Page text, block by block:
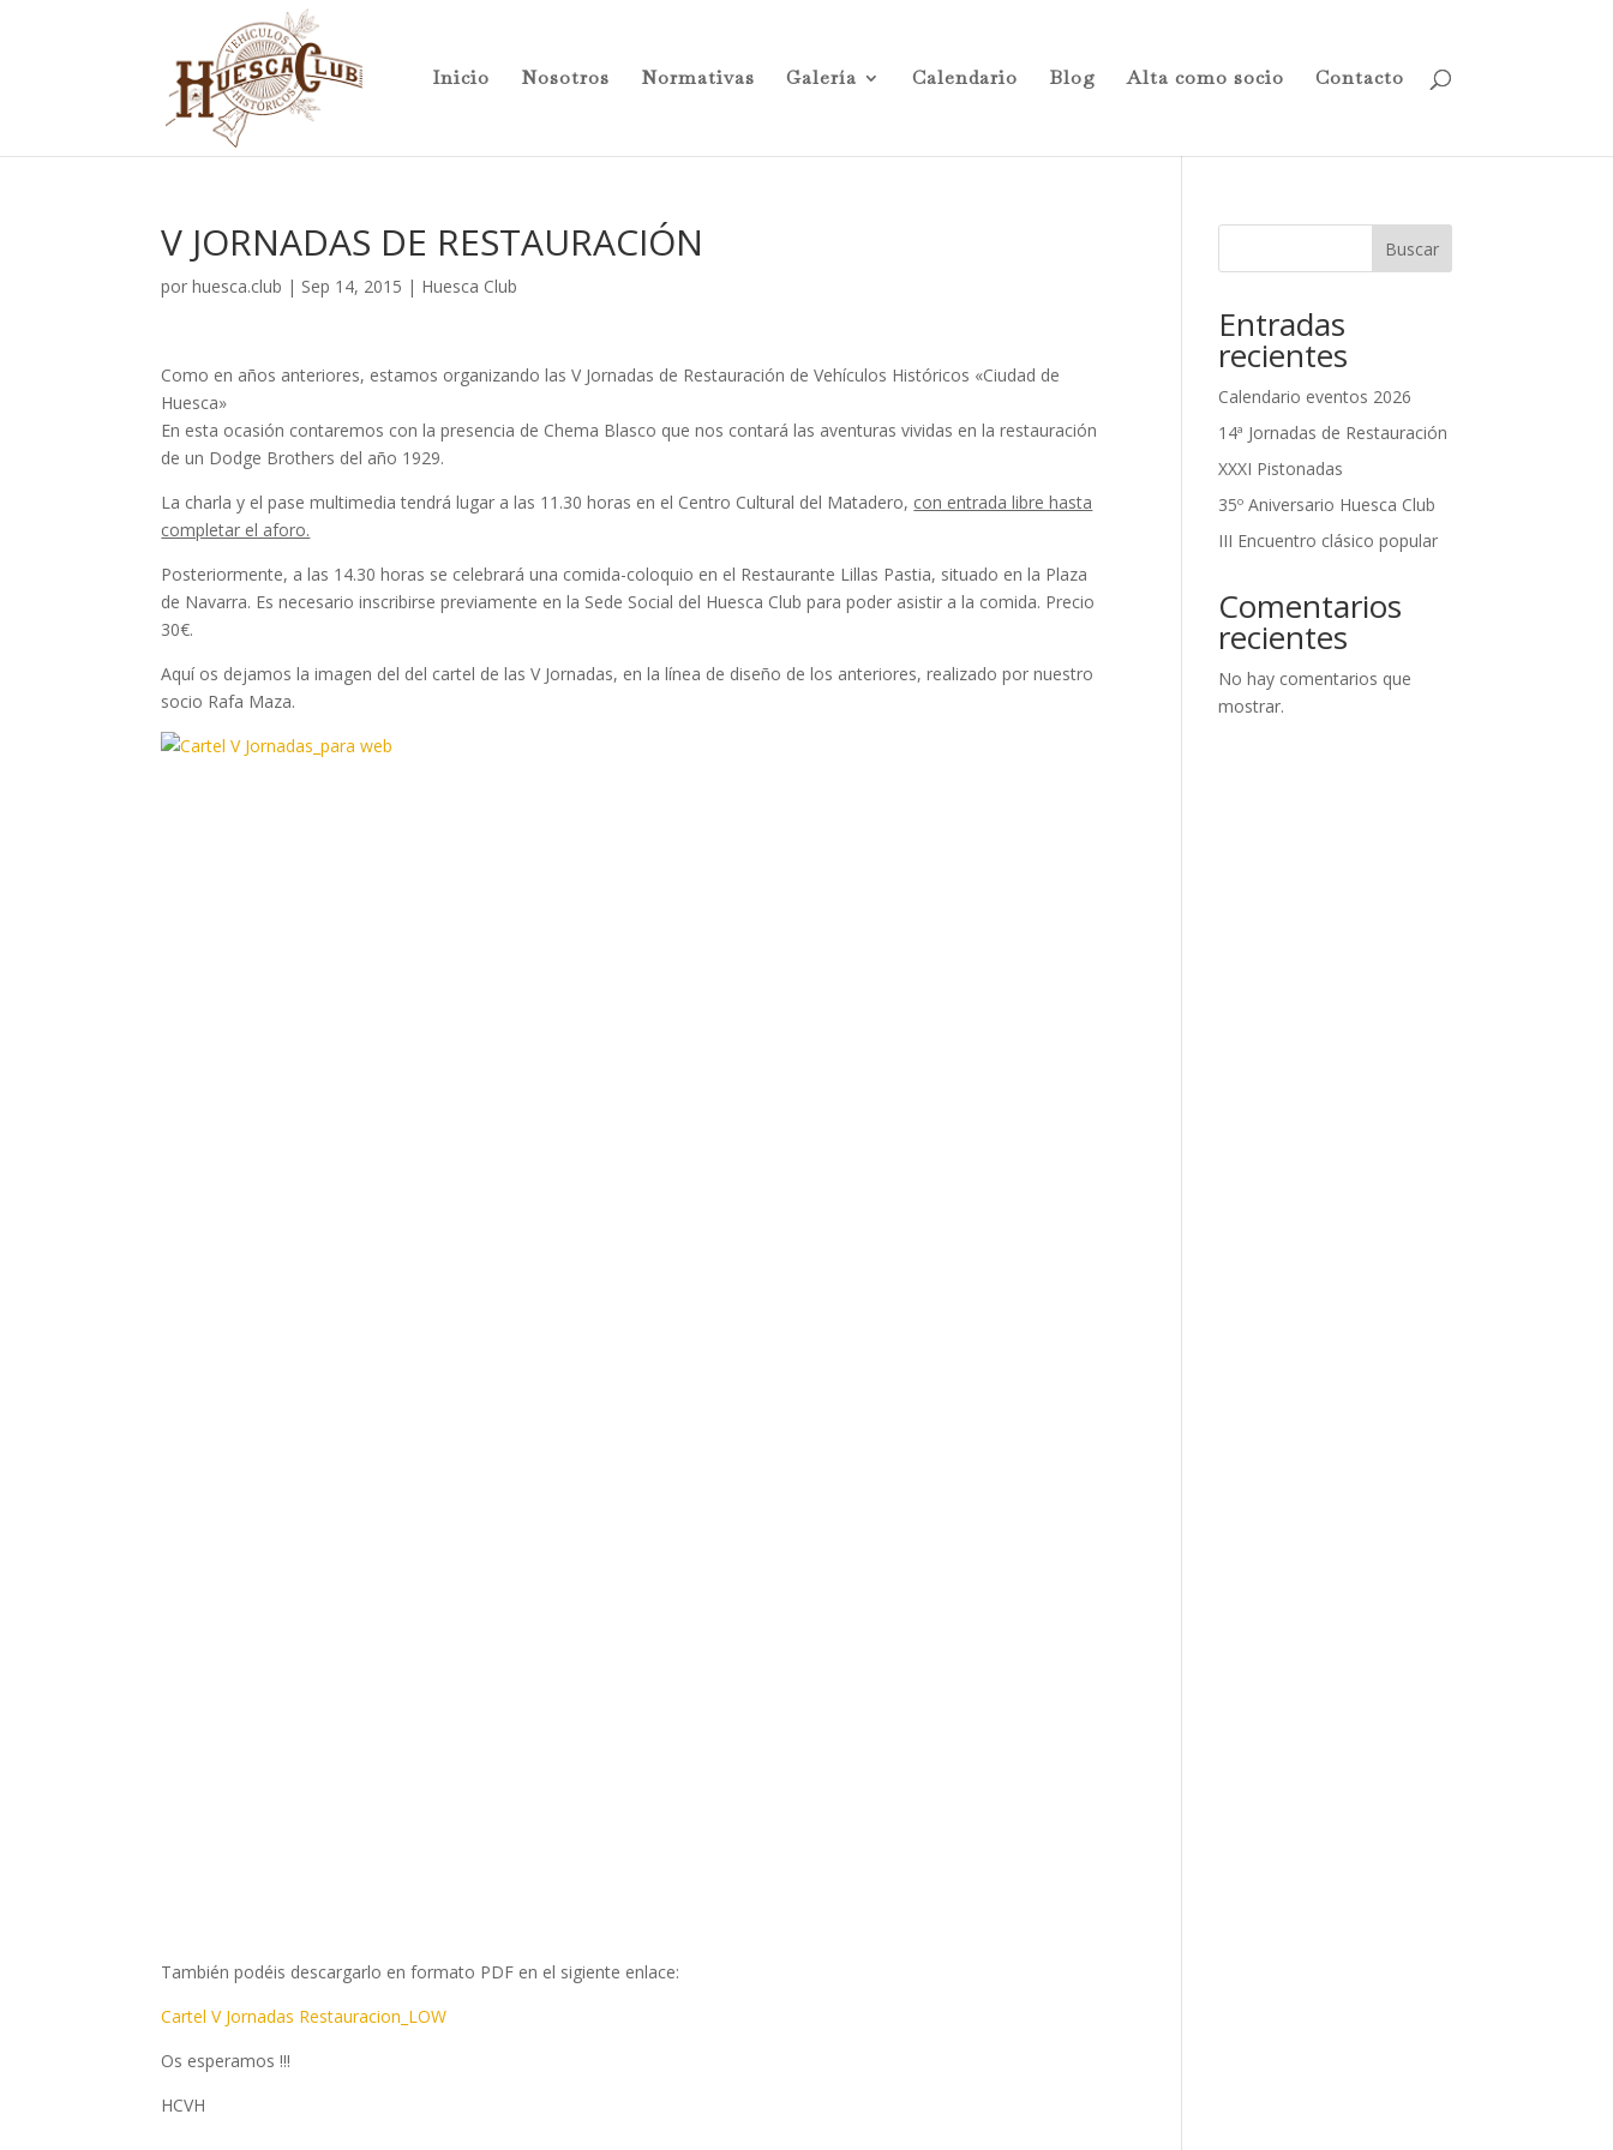
Inicio Nosotros Normativas Galería Calendario Blog Alta como socio Contacto
V JORNADAS DE RESTAURACIÓN
porhuesca.club | Sep 14, 2015 | Huesca Club
Como en años anteriores, estamos organizando las V Jornadas de Restauración de Vehículos Históricos «Ciudad de
Huesca»
En esta ocasión contaremos con la presencia de Chema Blasco que nos contará las aventuras vividas en la restauración
de un Dodge Brothers del año 1929.
La charla y el pase multimedia tendrá lugar a las 11.30 horas en el Centro Cultural del Matadero, con entrada libre hasta
completar el aforo.
Posteriormente, a las 14.30 horas se celebrará una comida-coloquio en el Restaurante Lillas Pastia, situado en la Plaza
de Navarra. Es necesario inscribirse previamente en la Sede Social del Huesca Club para poder asistir a la comida. Precio
30€.
Aquí os dejamos la imagen del del cartel de las V Jornadas, en la línea de diseño de los anteriores, realizado por nuestro
socio Rafa Maza.
También podéis descargarlo en formato PDF en el sigiente enlace:
Cartel V Jornadas Restauracion_LOW
Os esperamos !!!
HCVH
Buscar
Entradas
recientes
Calendario eventos 2026
14ª Jornadas de Restauración
XXXI Pistonadas
35º Aniversario Huesca Club
III Encuentro clásico popular
Comentarios
recientes
No hay comentarios que
mostrar.